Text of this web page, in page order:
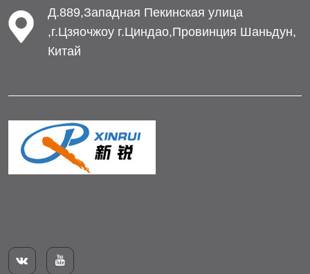
Д.889,Западная Пекинская улица
,г.Цзяочжоу г.Циндао,Провинция Шаньдун,
Китай
 